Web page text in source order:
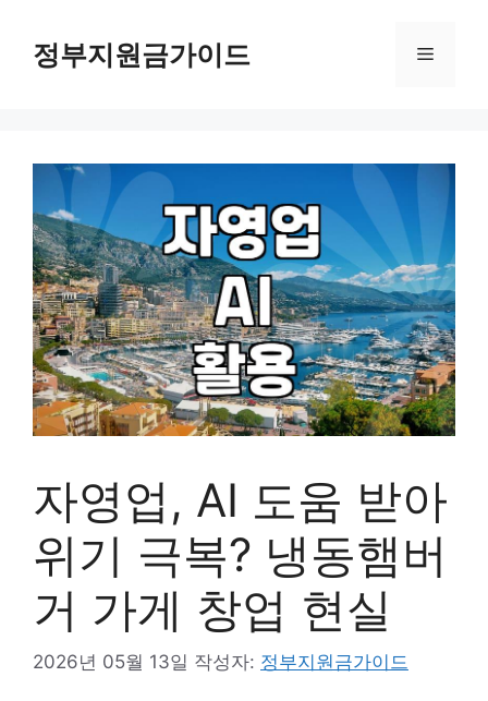
정부지원금가이드 메
자영업, AI 도움 받아
위기 극복? 냉동햄버
거 가게 창업 현실
2026년 05월 13일 작성자: 정부지원금가이드